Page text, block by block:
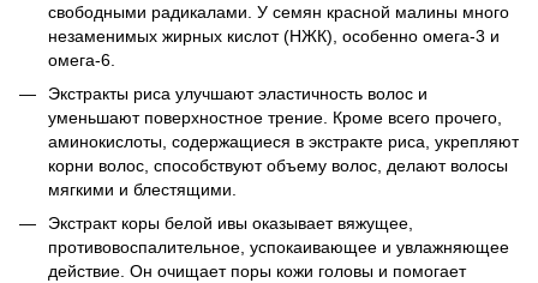
свободными радикалами. У семян красной малины много
незаменимых жирных кислот (НЖК), особенно омега-3 и
омега-6.
Экстракты риса улучшают эластичность волос и
уменьшают поверхностное трение. Кроме всего прочего,
аминокислоты, содержащиеся в экстракте риса, укрепляют
корни волос, способствуют объему волос, делают волосы
мягкими и блестящими.
Экстракт коры белой ивы оказывает вяжущее,
противовоспалительное, успокаивающее и увлажняющее
действие. Он очищает поры кожи головы и помогает